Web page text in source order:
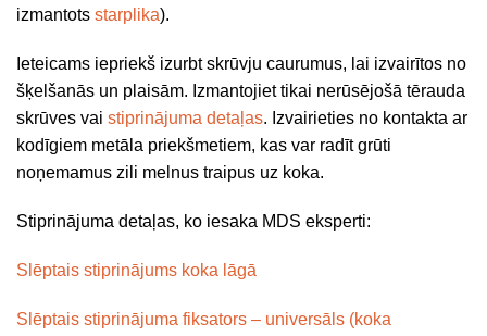
izmantots starplika).
Ieteicams iepriekš izurbt skrūvju caurumus, lai izvairītos no
šķelšanās un plaisām. Izmantojiet tikai nerūsējošā tērauda
skrūves vai stiprinājuma detaļas. Izvairieties no kontakta ar
kodīgiem metāla priekšmetiem, kas var radīt grūti
noņemamus zili melnus traipus uz koka.
Stiprinājuma detaļas, ko iesaka MDS eksperti:
Slēptais stiprinājums koka lāgā
Slēptais stiprinājuma fiksators – universāls (koka